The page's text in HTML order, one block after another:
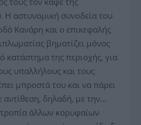
Η αστυνομική συνοδεία του
Κανάρη και ο επικεφαλής
βηματίζει μόνος
κατάστημα της περιοχής, για
υπαλλήλους και τους
μπροστά του και να πάρει
αντίθεση, δηλαδή, με την…
άλλων κορυφαίων